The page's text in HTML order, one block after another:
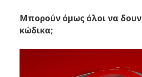
Μπορούν όμως όλοι να
κώδικα;